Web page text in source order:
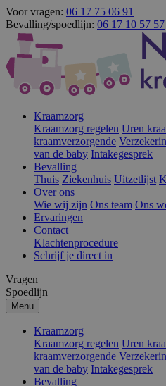
Voor vragen: 06 17 75 06 91
Bevalling/spoedlijn: 06 17 10 57 57
Kraamzorg
Kraamzorg regelen Uren
kraamverzorgende
van de baby Intakegesprek
Bevalling
Thuis Ziekenhuis Uitzetlijst
Over ons
Wie wij zijn Ons team Ons
Ervaringen
Contact
Klachtenprocedure
Schrijf je direct in
Vragen
Spoedlijn
Menu
Kraamzorg
Kraamzorg regelen Uren
kraamverzorgende
van de baby Intakegesprek
Bevalling